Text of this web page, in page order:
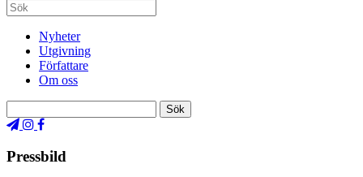
Nyheter
Utgivning
Författare
Om oss
Pressbild